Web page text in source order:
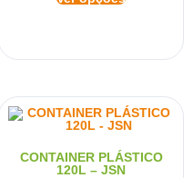
CONTAINER PLÁSTICO
120L – JSN